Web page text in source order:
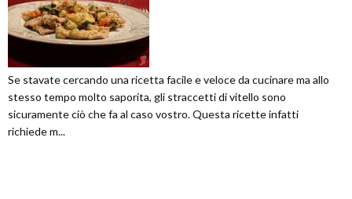
Se stavate cercando una ricetta facile e veloce da cucinare ma allo
stesso tempo molto saporita, gli straccetti di vitello sono
sicuramente ciò che fa al caso vostro. Questa ricette infatti
richiede m...